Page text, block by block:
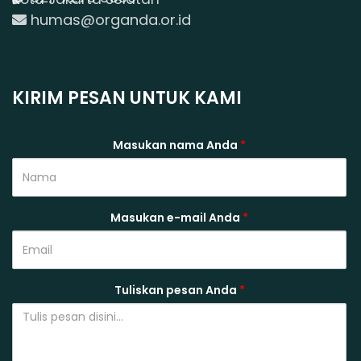
humas@organda.or.id
KIRIM PESAN UNTUK KAMI
Masukan nama Anda *
Masukan e-mail Anda *
Tuliskan pesan Anda *